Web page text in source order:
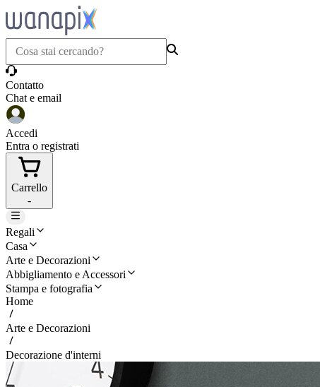
Contatto
Chat e email
Accedi
Entra o registrati
Carrello
-
Regali
Casa
Arte e Decorazioni
Abbigliamento e Accessori
Stampa e fotografia
Home
Arte e Decorazioni
Decorazione d'interni